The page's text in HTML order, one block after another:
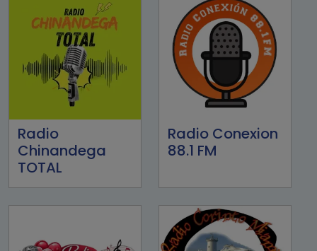
Radio
Chinandega
TOTAL
Radio Conexion
88.1 FM